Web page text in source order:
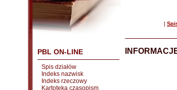
PBL ON-LINE
Spis działów
Indeks nazwisk
Indeks rzeczowy
Kartoteka czasopism
|